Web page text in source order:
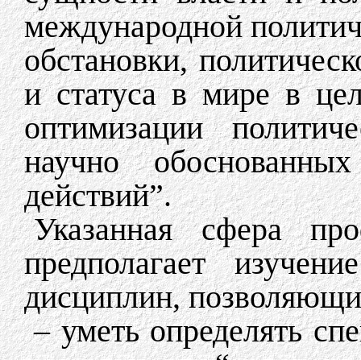
международной
обстановки,
и статуса в мире в
оптимизации
научно
действий”.
Указанная сфера
предполагает
дисциплин,
– уметь определять